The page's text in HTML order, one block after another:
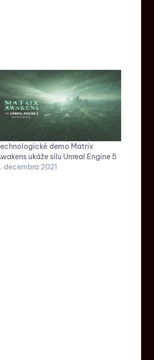
demo Matrix
ukáže silu Unreal Engine 5
decembra 2021